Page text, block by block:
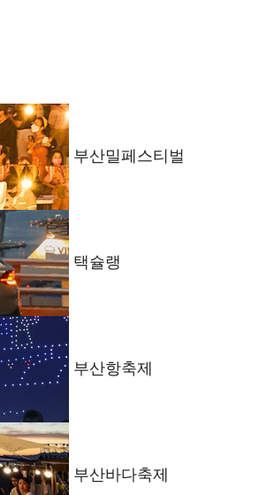
부산밀페스티벌
택슐랭
부산항축제
부산바다축제